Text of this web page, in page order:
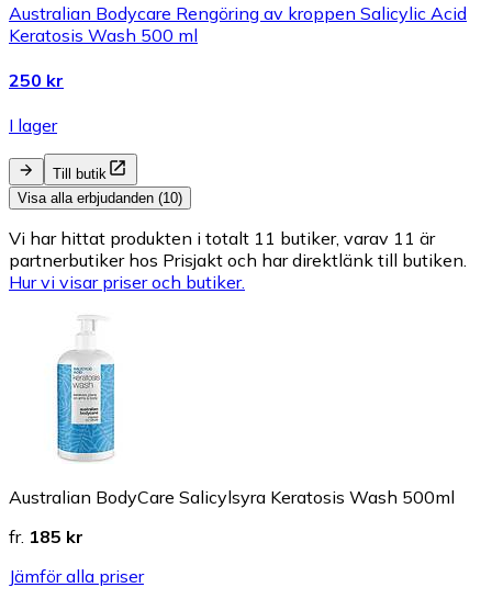
Australian Bodycare Rengöring av kroppen Salicylic Acid
Keratosis Wash 500 ml
250 kr
I lager
Till butik
Visa alla erbjudanden (10)
Vi har hittat produkten i totalt 11 butiker, varav 11 är
partnerbutiker hos Prisjakt och har direktlänk till butiken.
Hur vi visar priser och butiker.
Australian BodyCare Salicylsyra Keratosis Wash 500ml
fr. 185 kr
Jämför alla priser